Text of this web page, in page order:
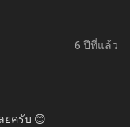
6 ปีที่แล้ว
ยครับ 😊